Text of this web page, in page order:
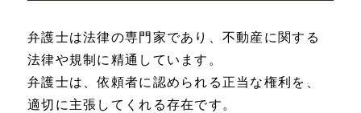
弁護士は法律の専門家であり、不動産に関する
法律や規制に精通しています。
弁護士は、依頼者に認められる正当な権利を、
適切に主張してくれる存在です。